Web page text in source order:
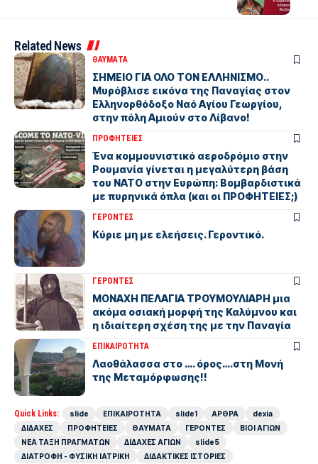
Related News
ΘΑΥΜΑΤΑ
ΣΗΜΕΙΟ ΓΙΑ ΟΛΟ ΤΟΝ ΕΛΛΗΝΙΣΜΟ..
Μυρόβλισε εικόνα της Παναγίας στον
Ελληνορθόδοξο Ναό Αγίου Γεωργίου,
στην πόλη Αμιούν στο Λίβανο!
ΠΡΟΦΗΤΕΙΕΣ
Ένα κομμουνιστικό αεροδρόμιο στην
Ρουμανία γίνεται η μεγαλύτερη βάση
του ΝΑΤΟ στην Ευρώπη: Βομβαρδιστικά
με πυρηνικά όπλα (και οι ΠΡΟΦΗΤΕΙΕΣ;)
ΓΕΡΟΝΤΕΣ
Kύριε μη με ελεήσεις. Γεροντικό.
ΓΕΡΟΝΤΕΣ
ΜΟΝΑΧΗ ΠΕΛΑΓΙΑ ΤΡΟΥΜΟΥΛΙΑΡΗ μια
ακόμα οσιακή μορφή της Καλύμνου και
η ιδιαίτερη σχέση της με την Παναγία
ΕΠΙΚΑΙΡΟΤΗΤΑ
Λαοθάλασσα στο …. όρος….στη Μονή
της Μεταμόρφωσης!!
Quick Links: slide ΕΠΙΚΑΙΡΟΤΗΤΑ slide1 ΑΡΘΡΑ
dexia
ΔΙΔΑΧΕΣ
ΠΡΟΦΗΤΕΙΕΣ ΘΑΥΜΑΤΑ ΓΕΡΟΝΤΕΣ
ΒΙΟΙ ΑΓΙΩΝ
ΝΕΑ ΤΑΞΗ ΠΡΑΓΜΑΤΩΝ
ΔΙΔΑΧΕΣ ΑΓΙΩΝ
slide5
ΔΙΑΤΡΟΦΗ - ΦΥΣΙΚΗ ΙΑΤΡΙΚΗ
ΔΙΔΑΚΤΙΚΕΣ ΙΣΤΟΡΙΕΣ